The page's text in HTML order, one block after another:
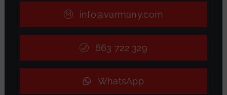
info@varmany.com
663 722 329
WhatsApp